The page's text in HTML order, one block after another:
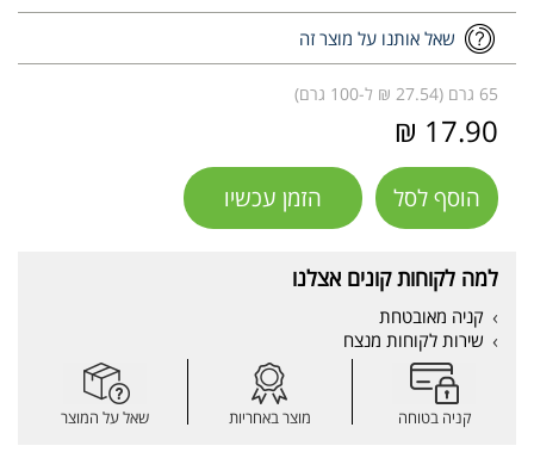
שאל אותנו על מוצר זה
65 גרם (27.54 ₪ ל-100 גרם)
17.90 ₪
הוסף לסל הזמן עכשיו
למה לקוחות קונים אצלנו
קניה מאובטחת
שירות לקוחות מנצח
קניה בטוחה מוצר באחריות שאל על המוצר